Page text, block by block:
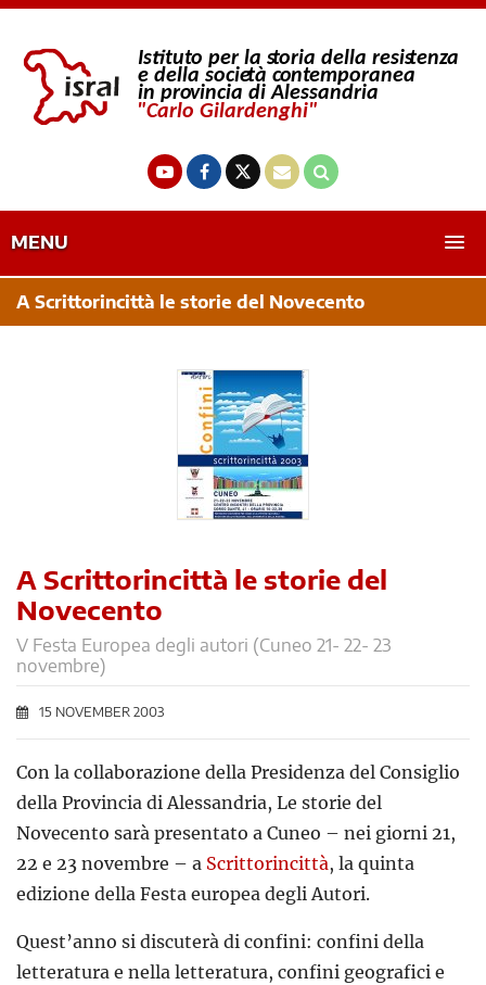
MENU
A Scrittorincittà le storie del Novecento
A Scrittorincittà le storie del
Novecento
V Festa Europea degli autori (Cuneo 21- 22- 23
novembre)
15 NOVEMBER 2003
Con la collaborazione della Presidenza del Consiglio
della Provincia di Alessandria, Le storie del
Novecento sarà presentato a Cuneo – nei giorni 21,
22 e 23 novembre – a Scrittorincittà, la quinta
edizione della Festa europea degli Autori.
Quest’anno si discuterà di confini: confini della
letteratura e nella letteratura, confini geografici e